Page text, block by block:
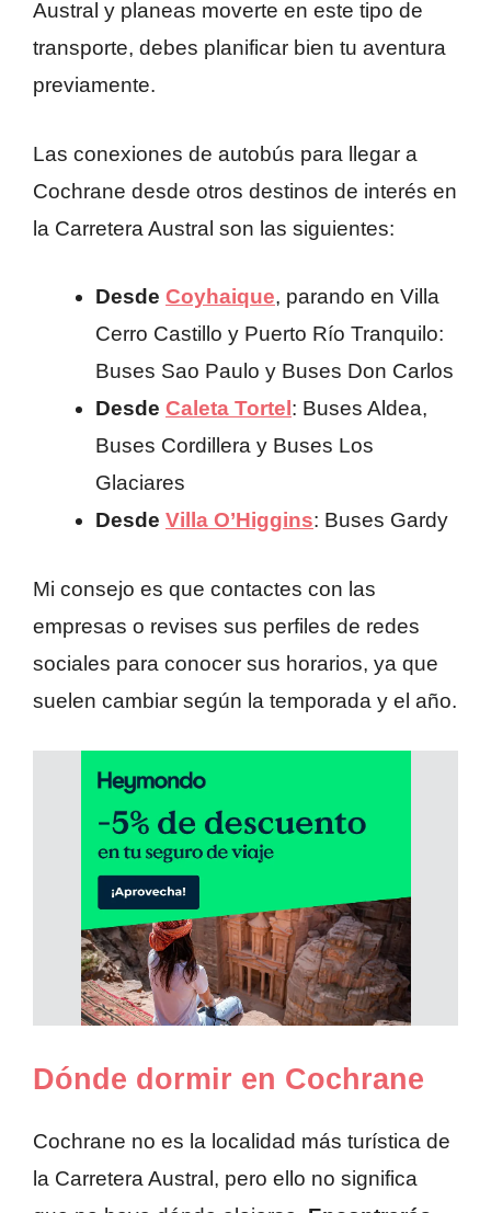
Austral y planeas moverte en este tipo de
transporte, debes planificar bien tu aventura
previamente.
Las conexiones de autobús para llegar a
Cochrane desde otros destinos de interés en
la Carretera Austral son las siguientes:
Desde Coyhaique, parando en Villa
Cerro Castillo y Puerto Río Tranquilo:
Buses Sao Paulo y Buses Don Carlos
Desde Caleta Tortel : Buses Aldea,
Buses Cordillera y Buses Los
Glaciares
Desde Villa O’Higgins: Buses Gardy
Mi consejo es que contactes con las
empresas o revises sus perfiles de redes
sociales para conocer sus horarios, ya que
suelen cambiar según la temporada y el año.
Dónde dormir en Cochrane
Cochrane no es la localidad más turística de
la Carretera Austral, pero ello no significa